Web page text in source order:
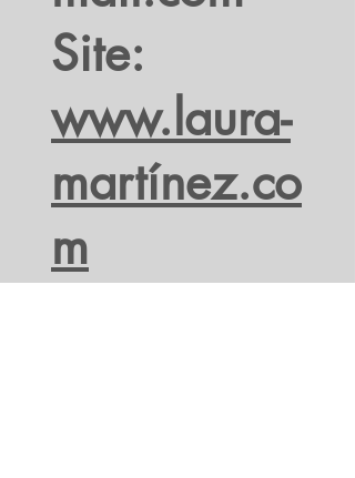
Site:
www.laura-
martínez.co
m